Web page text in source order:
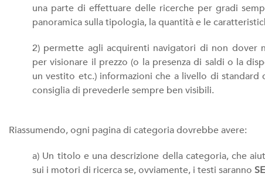
una parte di effettuare delle ricerche per gradi
panoramica sulla tipologia, la quantità e le
2) permette agli acquirenti navigatori di non dover
per visionare il prezzo (o la presenza di saldi o la
un vestito etc.) informazioni che a livello di
consiglia di prevederle sempre ben visibili.
Riassumendo, ogni pagina di categoria dovrebbe avere:
a) Un titolo e una descrizione della categoria, che
sui i motori di ricerca se, ovviamente, i testi saranno